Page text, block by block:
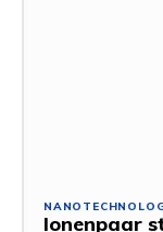
Ionenpaar